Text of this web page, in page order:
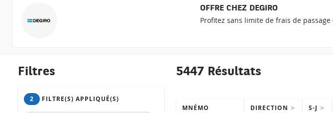
OFFRE CHEZ DEGIRO
Profitez sans limite de frais de
Filtres
2 FILTRE(S) APPLIQUÉ(S)
5447 Résultats
MNÉMO DIRECTION S-J